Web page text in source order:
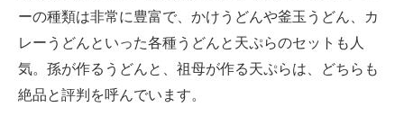
ーの種類は非常に豊富で、かけうどんや釜玉うどん、カ
レーうどんといった各種うどんと天ぷらのセットも人
気。孫が作るうどんと、祖母が作る天ぷらは、どちらも
絶品と評判を呼んでいます。